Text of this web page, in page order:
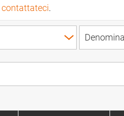
contattateci.